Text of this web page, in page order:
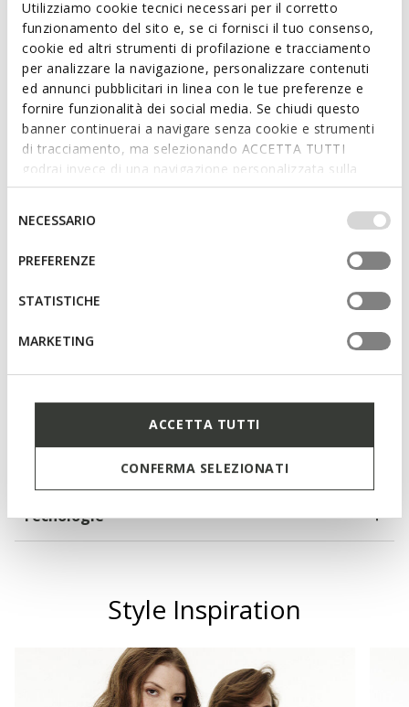
Utilizziamo cookie tecnici necessari per il corretto
funzionamento del sito e, se ci fornisci il tuo consenso,
cookie ed altri strumenti di profilazione e tracciamento
per analizzare la navigazione, personalizzare contenuti
ed annunci pubblicitari in linea con le tue preferenze e
fornire funzionalità dei social media. Se chiudi questo
banner continuerai a navigare senza cookie e strumenti
di tracciamento, ma selezionando ACCETTA TUTTI
godrai invece di una navigazione personalizzata sulla
base dei tuoi gusti ed interessi. Selezionando
IMPOSTAZIONI potrai anche scegliere quali cookies ed
altri strumenti di tracciamento autorizzare. Per maggiori
informazioni o per modificare in qualsiasi momento le
tue impostazioni, visita la nostra
consenso
NECESSARIO
PREFERENZE
STATISTICHE
MARKETING
ACCETTA TUTTI
CONFERMA SELEZIONATI
Descrizione
Trench monopetto donna foderato, dallo stile casual
ricercato e curato nei dettagli. In questa raffinata versione blu
notte, è realizzato in tessuto strutturato idrorepellente e
antivento. Perfetto per la mezza stagione, presenta alamari
ai polsi e cappuccio staccabile e regolabile con coulisse.
Vestibilità regolare: fit confortevole che si adatta al
Cappuccio removibile, che consente di variare il look a
seconda delle condizioni meteo; 2 tasche esterne; 1
Tecnologie
Style Inspiration